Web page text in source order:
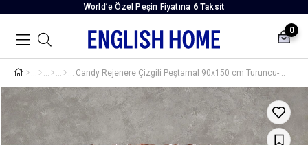
World’e Özel Peşin Fiyatına 6 Taksit
0
Candy Rejenere Çizgili Peştamal 90x150 cm Turuncu-Açık Mavi